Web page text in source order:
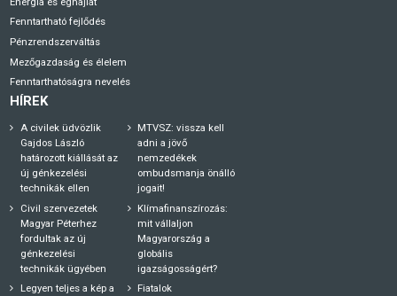
Fenntartható fejlődés
Pénzrendszerváltás
Mezőgazdaság és élelem
Fenntarthatóságra nevelés
HÍREK
A civilek üdvözlik
Gajdos László
határozott kiállását az
új génkezelési
technikák ellen
Civil szervezetek
Magyar Péterhez
fordultak az új
génkezelési
technikák ügyében
Legyen teljes a kép a
MTVSZ: vissza kell
adni a jövő
nemzedékek
ombudsmanja önálló
jogait!
Klímafinanszírozás:
mit vállaljon
Magyarország a
globális
igazságosságért?
Fiatalok